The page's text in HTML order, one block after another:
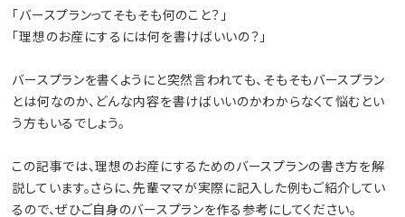
「バースプランってそもそも何のこと？」
「理想のお産にするには何を書けばいいの？」
バースプランを書くようにと突然言われても、そもそもバースプラン
とは何なのか、どんな内容を書けばいいのかわからなくて悩むとい
う方もいるでしょう。
この記事では、理想のお産にするためのバースプランの書き方を解
説しています。さらに、先輩ママが実際に記入した例もご紹介してい
るので、ぜひご自身のバースプランを作る参考にしてください。